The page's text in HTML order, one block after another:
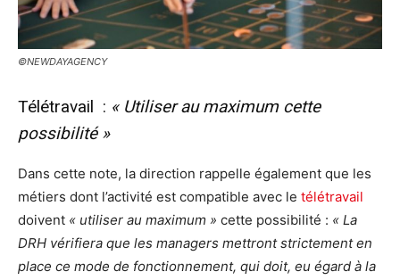
©NEWDAYAGENCY
Télétravail : « Utiliser au maximum cette
possibilité »
Dans cette note, la direction rappelle également que les
métiers dont l’activité est compatible avec le télétravail
doivent « utiliser au maximum » cette possibilité : « La
DRH vérifiera que les managers mettront strictement en
place ce mode de fonctionnement, qui doit, eu égard à la